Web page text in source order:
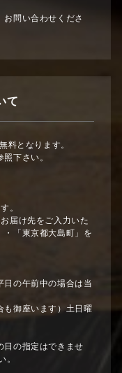
お問い合わせくださ
て
料となります。
下さい。
。
届け先をご入力いた
・「東京都大島町」を
の午前中の場合は当
も御座います）土日曜
の指定はできませ
。